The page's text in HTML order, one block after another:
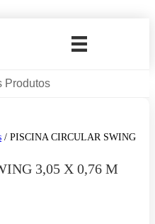
Produtos
/ PISCINA CIRCULAR SWING
3,05 X 0,76 M